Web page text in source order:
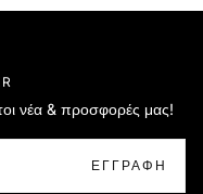
νέα & προσφορές μας!
ΕΓΓΡΑΦΉ